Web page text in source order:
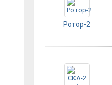
Ротор-2